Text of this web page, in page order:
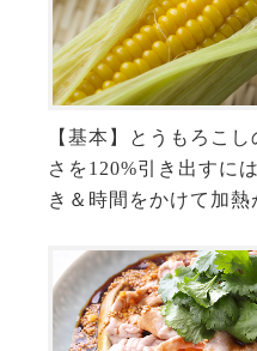
【基本】とうもろこ
さを120%引き出すに
き＆時間をかけて加熱